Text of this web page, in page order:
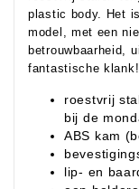
plastic body. Het
model, met een
betrouwbaarheid,
fantastische klank!
roestvrij
bij de
ABS kam
lip- en